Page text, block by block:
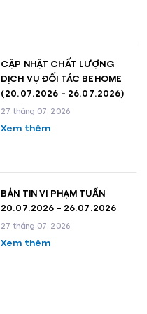
CẬP NHẬT CHẤT LƯỢNG
DỊCH VỤ ĐỐI TÁC BEHOME
(20.07.2026 - 26.07.2026)
27 tháng 07, 2026
Xem thêm
BẢN TIN VI PHẠM TUẦN
20.07.2026 - 26.07.2026
27 tháng 07, 2026
Xem thêm